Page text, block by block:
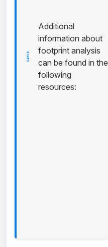
Additional
information about
footprint analysis
can be found in the
following
resources: